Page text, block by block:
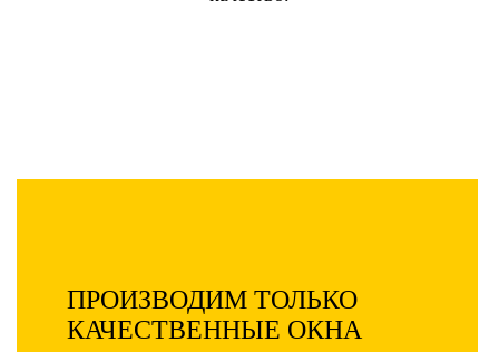
ПРОИЗВОДИМ ТОЛЬКО
КАЧЕСТВЕННЫЕ ОКНА